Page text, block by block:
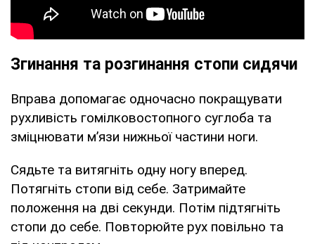
Згинання та розгинання стопи сидячи
Вправа допомагає одночасно покращувати
рухливість гомілковостопного суглоба та
зміцнювати м’язи нижньої частини ноги.
Сядьте та витягніть одну ногу вперед.
Потягніть стопи від себе. Затримайте
положення на дві секунди. Потім підтягніть
стопи до себе. Повторюйте рух повільно та